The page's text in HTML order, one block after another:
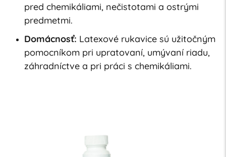
pred chemikáliami, nečistotami a ostrými
predmetmi.
Domácnosť: Latexové rukavice sú užitočným
pomocníkom pri upratovaní, umývaní riadu,
záhradníctve a pri práci s chemikáliami.